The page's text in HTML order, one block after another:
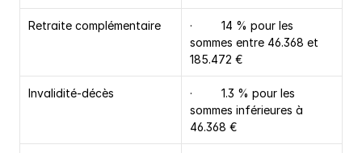
Retraite complémentaire
·         14 % pour les
sommes entre 46.368 et
185.472 €
Invalidité-décès
·         1.3 % pour les
sommes inférieures à
46.368 €